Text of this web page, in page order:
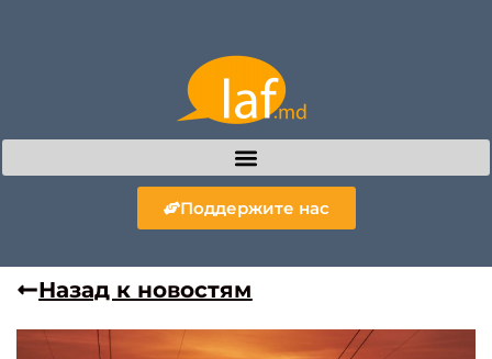
Поддержите нас
Назад к новостям